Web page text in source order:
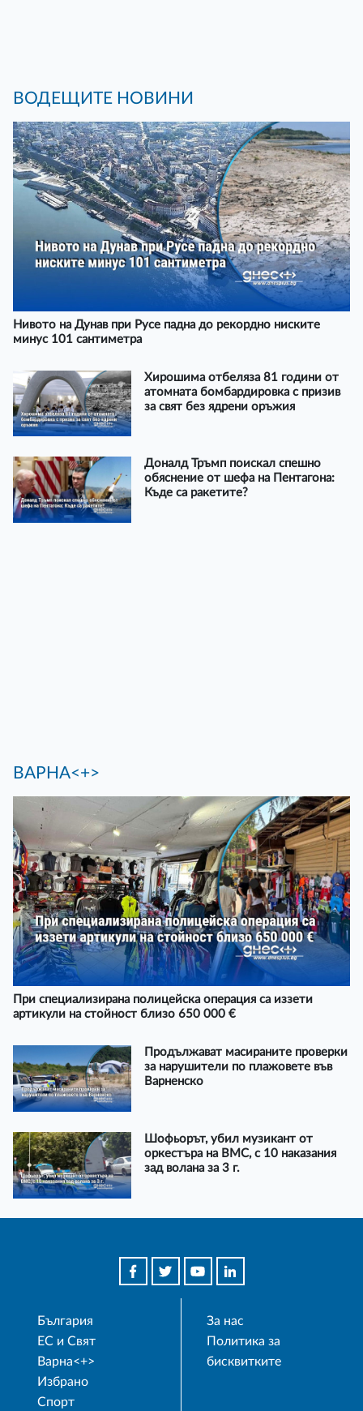
ВОДЕЩИТЕ НОВИНИ
Нивото на Дунав при Русе падна до рекордно ниските
минус 101 сантиметра
Хирошима отбеляза 81 години от
атомната бомбардировка с призив
за свят без ядрени оръжия
Доналд Тръмп поискал спешно
обяснение от шефа на Пентагона:
Къде са ракетите?
ВАРНА<+>
При специализирана полицейска операция са иззети
артикули на стойност близо 650 000 €
Продължават масираните проверки
за нарушители по плажовете във
Варненско
Шофьорът, убил музикант от
оркестъра на ВМС, с 10 наказания
зад волана за 3 г.
България
ЕС и Свят
Варна<+>
Избрано
Спорт
За нас
Политика за
бисквитките